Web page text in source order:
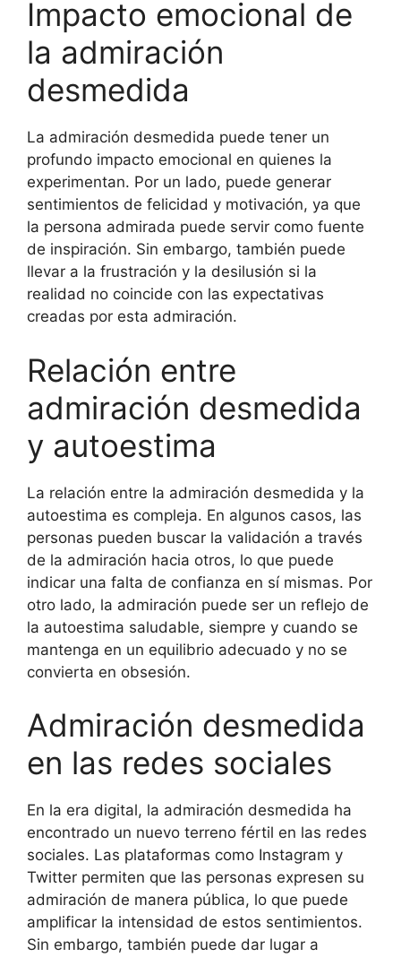
Impacto emocional de
la admiración
desmedida
La admiración desmedida puede tener un
profundo impacto emocional en quienes la
experimentan. Por un lado, puede generar
sentimientos de felicidad y motivación, ya que
la persona admirada puede servir como fuente
de inspiración. Sin embargo, también puede
llevar a la frustración y la desilusión si la
realidad no coincide con las expectativas
creadas por esta admiración.
Relación entre
admiración desmedida
y autoestima
La relación entre la admiración desmedida y la
autoestima es compleja. En algunos casos, las
personas pueden buscar la validación a través
de la admiración hacia otros, lo que puede
indicar una falta de confianza en sí mismas. Por
otro lado, la admiración puede ser un reflejo de
la autoestima saludable, siempre y cuando se
mantenga en un equilibrio adecuado y no se
convierta en obsesión.
Admiración desmedida
en las redes sociales
En la era digital, la admiración desmedida ha
encontrado un nuevo terreno fértil en las redes
sociales. Las plataformas como Instagram y
Twitter permiten que las personas expresen su
admiración de manera pública, lo que puede
amplificar la intensidad de estos sentimientos.
Sin embargo, también puede dar lugar a